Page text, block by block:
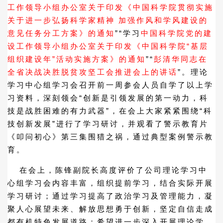
工作领导小组办公室关于印发《中国科学院贯彻实施
关于进一步弘扬科学家精神 加强作风和学风建设的
意见任务分工方案》的通知 ”“学习 中国科学院党的建
设工作领导小组办公室关于印发《中国科学院“基层
组织建设年”活动实施方案》的通知 ”“彭清华同志在
全省决战决胜脱贫攻坚工会推进会上的讲话”。理论
学习中心组学习会召开前一周参会人员自学了以上学
习资料，深刻领会“创新是引领发展的第一动力，科
技是战胜困难的有力武器”，在会上大家紧紧围绕“科
技创新发展”进行了学习研讨，并观看了警示教育片
《叩问初心》第三集围猎之祸，通过典型案例警示教
育。
在会上，陈锋副院长高度评价了公司理论学习中
心组学习会内容丰富，组织提前学习，结合实际开展
学习研讨；通过学习提高了政治学习及管理能力，凝
聚人心展望未来、解放思想勇于创新，坚定自信走成